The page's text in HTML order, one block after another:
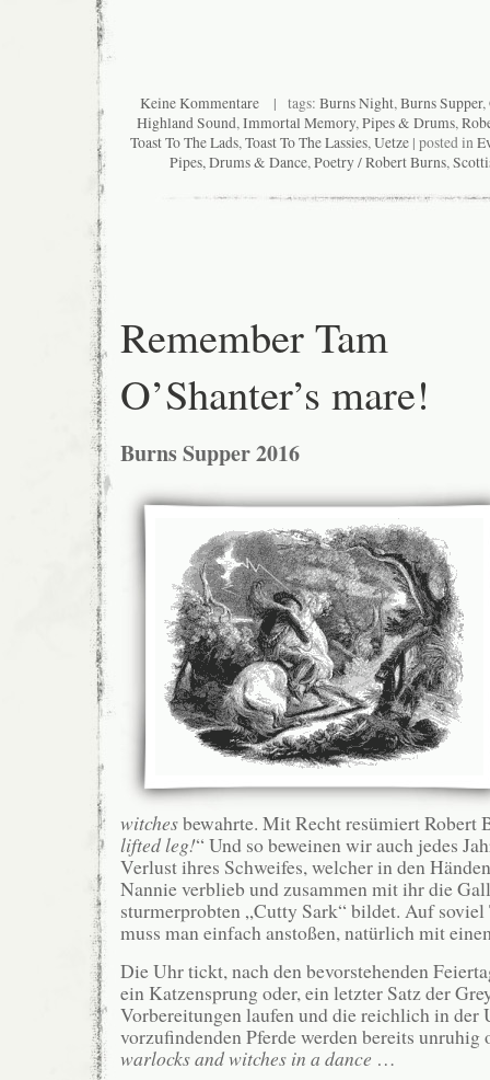
Keine Kommentare| tags: Burns Night,Burns Supper,
Highland Sound,Immortal Memory,Pipes & Drums,
Toast To The Lads,Toast To The Lassies,Uetze| posted in
Pipes, Drums & Dance,Poetry / Robert Burns,
Remember Tam
O’Shanter’s mare!
Burns Supper 2016
witchesbewahrte. Mit Recht resümiert Robert
lifted leg!“ Und so beweinen wir auch jedes
Verlust ihres Schweifes, welcher in den
Nannie verblieb und zusammen mit ihr die
sturmerprobten „Cutty Sark“ bildet. Auf
muss man einfach anstoßen, natürlich mit
Die Uhr tickt, nach den bevorstehenden
ein Katzensprung oder, ein letzter Satz der
Vorbereitungen laufen und die reichlich in der
vorzufindenden Pferde werden bereits unruhig
warlocksand witches in a dance …